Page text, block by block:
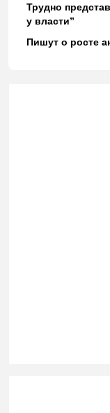
Трудно
у власти”
Пишут о росте